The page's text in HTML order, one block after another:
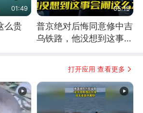
01:49
么贵
05:19
普京绝对后悔同意修中吉
乌铁路，他没想到这事会
打开应用 查看更多